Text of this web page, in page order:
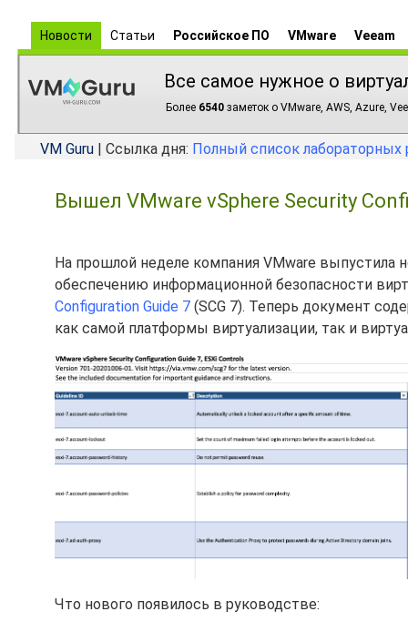
Новости Статьи Российское ПО VMware Veeam
Все самое нужное о
Более 6540 заметок о VMware, AWS, Azure,
VM Guru | Ссылка дня: Полный список лабораторных
Вышел VMware vSphere Security
На прошлой неделе компания VMware выпустила
обеспечению информационной безопасности
Configuration Guide 7 (SCG 7). Теперь документ
как самой платформы виртуализации, так и
Что нового появилось в руководстве: